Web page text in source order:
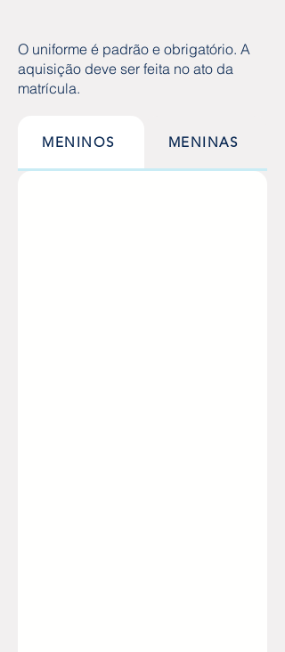
O uniforme é padrão e obrigatório. A
aquisição deve ser feita no ato da
matrícula.
MENINOS MENINAS